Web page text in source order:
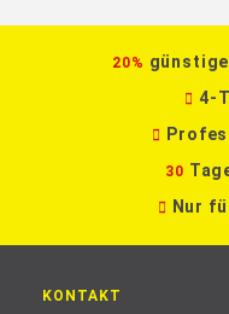
20%
4-
30
Nur
KONTAKT